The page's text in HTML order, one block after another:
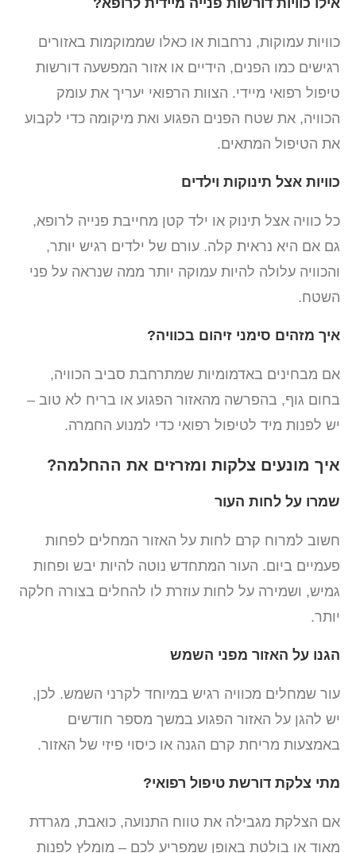
אילו כוויות דורשות פנייה מיידית לרופא?
כוויות עמוקות, נרחבות או כאלו שממוקמות באזורים
רגישים כמו הפנים, הידיים או אזור המפשעה דורשות
טיפול רפואי מיידי. הצוות הרפואי יעריך את עומק
הכוויה, את שטח הפנים הפגוע ואת מיקומה כדי לקבוע
את הטיפול המתאים.
כוויות אצל תינוקות וילדים
כל כוויה אצל תינוק או ילד קטן מחייבת פנייה לרופא,
גם אם היא נראית קלה. עורם של ילדים רגיש יותר,
והכוויה עלולה להיות עמוקה יותר ממה שנראה על פני
השטח.
איך מזהים סימני זיהום בכוויה?
אם מבחינים באדמומיות שמתרחבת סביב הכוויה,
בחום גוף, בהפרשה מהאזור הפגוע או בריח לא טוב –
יש לפנות מיד לטיפול רפואי כדי למנוע החמרה.
איך מונעים צלקות ומזרזים את ההחלמה?
שמרו על לחות העור
חשוב למרוח קרם לחות על האזור המחלים לפחות
פעמיים ביום. העור המתחדש נוטה להיות יבש ופחות
גמיש, ושמירה על לחות עוזרת לו להחלים בצורה חלקה
יותר.
הגנו על האזור מפני השמש
עור שמחלים מכוויה רגיש במיוחד לקרני השמש. לכן,
יש להגן על האזור הפגוע במשך מספר חודשים
באמצעות מריחת קרם הגנה או כיסוי פיזי של האזור.
מתי צלקת דורשת טיפול רפואי?
אם הצלקת מגבילה את טווח התנועה, כואבת, מגרדת
מאוד או בולטת באופן שמפריע לכם – מומלץ לפנות